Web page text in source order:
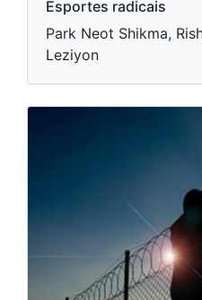
Esportes radicais
Park Neot Shikma,
Leziyon